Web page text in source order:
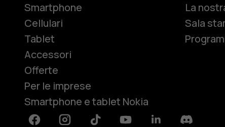
Smartphone
Cellulari
Tablet
Accessori
Offerte
Per le imprese
Smartphone e tablet Nokia
La
Sala